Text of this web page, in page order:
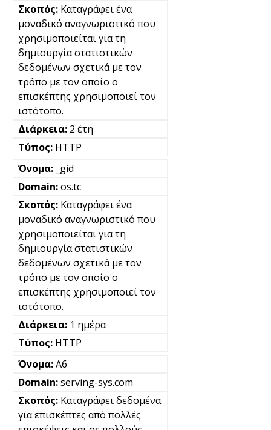
Καταγράφει ένα
μοναδικό αναγνωριστικό που
χρησιμοποιείται για τη
δημιουργία στατιστικών
δεδομένων σχετικά με τον
τρόπο με τον οποίο ο
επισκέπτης χρησιμοποιεί τον
ιστότοπο.
2 έτη
HTTP
_gid
os.tc
Καταγράφει ένα
μοναδικό αναγνωριστικό που
χρησιμοποιείται για τη
δημιουργία στατιστικών
δεδομένων σχετικά με τον
τρόπο με τον οποίο ο
επισκέπτης χρησιμοποιεί τον
ιστότοπο.
1 ημέρα
HTTP
A6
serving-sys.com
Καταγράφει δεδομένα
για επισκέπτες από πολλές